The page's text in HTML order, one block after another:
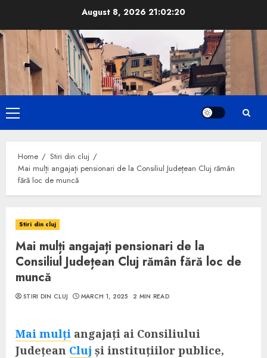
content
August 8, 202621:02:21
Primary
Menu
Home
Stiri din cluj
Mai mulți angajați pensionari de la Consiliul Județean Cluj rămân
fără loc de muncă
Stiri din cluj
Mai mulți angajați pensionari de la
Consiliul Județean Cluj rămân fără loc de
muncă
STIRI DIN CLUJ MARCH 1, 2025 2 MIN READ
Mai mulți angajați ai Consiliului
Județean Cluj și instituțiilor publice,